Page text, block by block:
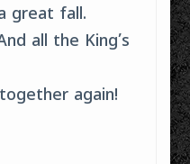
great fall.
all the King’s
again!